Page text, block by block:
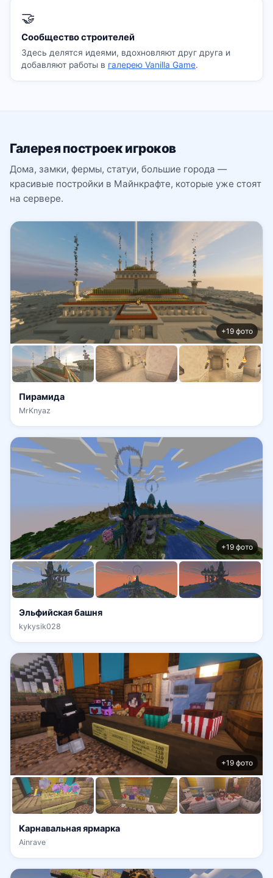
🤝
Сообщество строителей
Здесь делятся идеями, вдохновляют друг друга и
добавляют работы в галерею Vanilla Game.
Галерея построек игроков
Дома, замки, фермы, статуи, большие города —
красивые постройки в Майнкрафте, которые уже стоят
на сервере.
+19 фото
Пирамида
MrKnyaz
+19 фото
Эльфийская башня
kykysik028
+19 фото
Карнавальная ярмарка
Ainrave